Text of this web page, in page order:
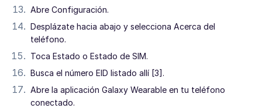
Abre Configuración.
Desplázate hacia abajo y selecciona Acerca del
teléfono.
Toca Estado o Estado de SIM.
Busca el número EID listado allí [3].
Abre la aplicación Galaxy Wearable en tu teléfono
conectado.